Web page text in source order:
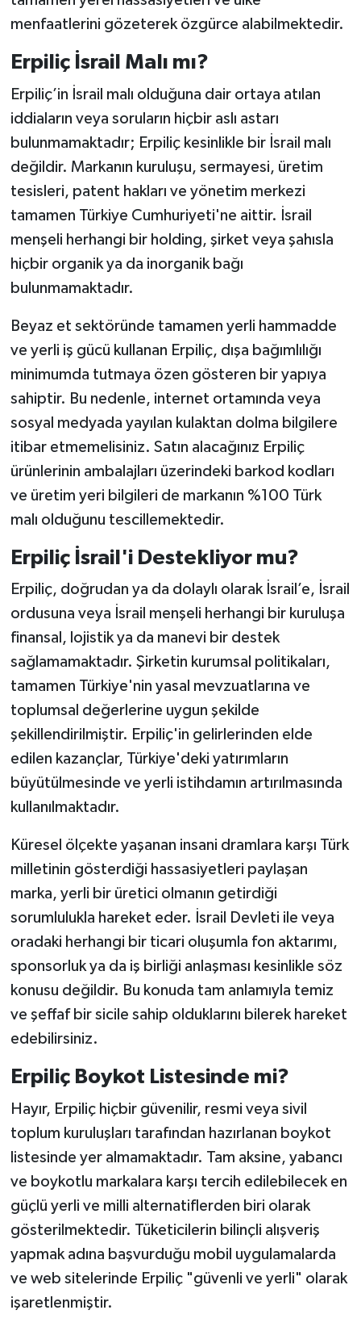
menfaatlerini gözeterek özgürce alabilmektedir.
Erpiliç İsrail Malı mı?
Erpiliç’in İsrail malı olduğuna dair ortaya atılan
iddiaların veya soruların hiçbir aslı astarı
bulunmamaktadır; Erpiliç kesinlikle bir İsrail malı
değildir. Markanın kuruluşu, sermayesi, üretim
tesisleri, patent hakları ve yönetim merkezi
tamamen Türkiye Cumhuriyeti'ne aittir. İsrail
menşeli herhangi bir holding, şirket veya şahısla
hiçbir organik ya da inorganik bağı
bulunmamaktadır.
Beyaz et sektöründe tamamen yerli hammadde
ve yerli iş gücü kullanan Erpiliç, dışa bağımlılığı
minimumda tutmaya özen gösteren bir yapıya
sahiptir. Bu nedenle, internet ortamında veya
sosyal medyada yayılan kulaktan dolma bilgilere
itibar etmemelisiniz. Satın alacağınız Erpiliç
ürünlerinin ambalajları üzerindeki barkod kodları
ve üretim yeri bilgileri de markanın %100 Türk
malı olduğunu tescillemektedir.
Erpiliç İsrail'i Destekliyor mu?
Erpiliç, doğrudan ya da dolaylı olarak İsrail’e, İsrail
ordusuna veya İsrail menşeli herhangi bir kuruluşa
finansal, lojistik ya da manevi bir destek
sağlamamaktadır. Şirketin kurumsal politikaları,
tamamen Türkiye'nin yasal mevzuatlarına ve
toplumsal değerlerine uygun şekilde
şekillendirilmiştir. Erpiliç'in gelirlerinden elde
edilen kazançlar, Türkiye'deki yatırımların
büyütülmesinde ve yerli istihdamın artırılmasında
kullanılmaktadır.
Küresel ölçekte yaşanan insani dramlara karşı Türk
milletinin gösterdiği hassasiyetleri paylaşan
marka, yerli bir üretici olmanın getirdiği
sorumlulukla hareket eder. İsrail Devleti ile veya
oradaki herhangi bir ticari oluşumla fon aktarımı,
sponsorluk ya da iş birliği anlaşması kesinlikle söz
konusu değildir. Bu konuda tam anlamıyla temiz
ve şeffaf bir sicile sahip olduklarını bilerek hareket
edebilirsiniz.
Erpiliç Boykot Listesinde mi?
Hayır, Erpiliç hiçbir güvenilir, resmi veya sivil
toplum kuruluşları tarafından hazırlanan boykot
listesinde yer almamaktadır. Tam aksine, yabancı
ve boykotlu markalara karşı tercih edilebilecek en
güçlü yerli ve milli alternatiflerden biri olarak
gösterilmektedir. Tüketicilerin bilinçli alışveriş
yapmak adına başvurduğu mobil uygulamalarda
ve web sitelerinde Erpiliç "güvenli ve yerli" olarak
işaretlenmiştir.